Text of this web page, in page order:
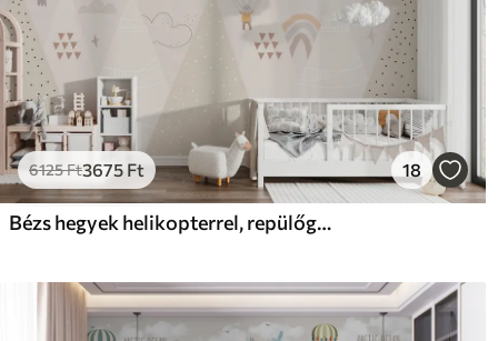
6125Ft3675 Ft 18
Bézs hegyek helikopterrel, repülőgéppel és állatokkal